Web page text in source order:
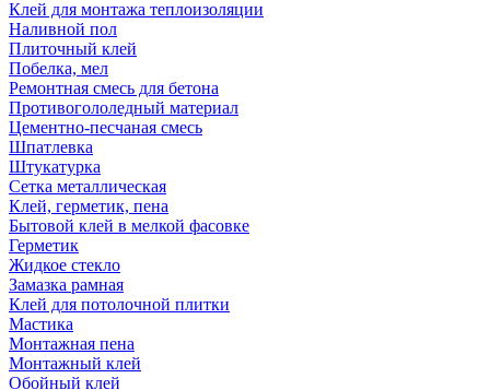
Клей для монтажа теплоизоляции
Наливной пол
Плиточный клей
Побелка, мел
Ремонтная смесь для бетона
Противогололедный материал
Цементно-песчаная смесь
Шпатлевка
Штукатурка
Сетка металлическая
Клей, герметик, пена
Бытовой клей в мелкой фасовке
Герметик
Жидкое стекло
Замазка рамная
Клей для потолочной плитки
Мастика
Монтажная пена
Монтажный клей
Обойный клей